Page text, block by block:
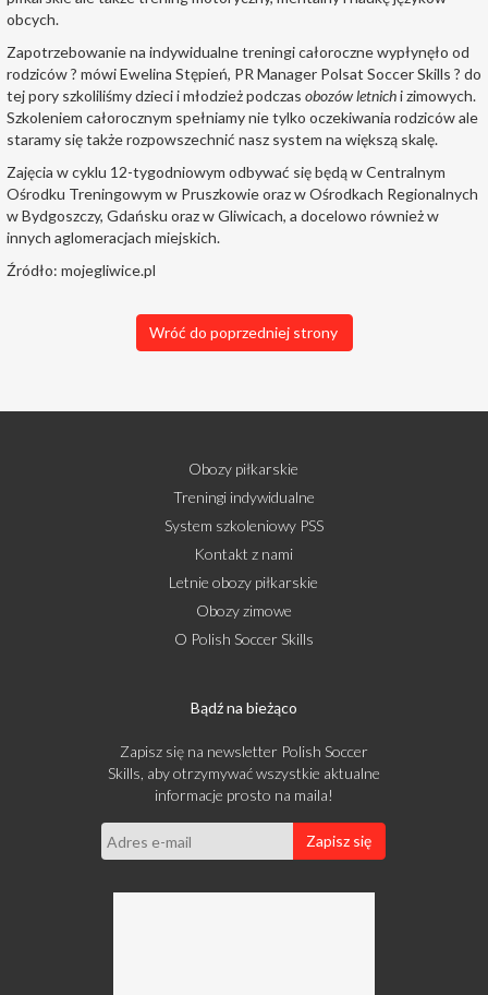
obcych.
Zapotrzebowanie na indywidualne treningi całoroczne wypłynęło od
rodziców ? mówi Ewelina Stępień, PR Manager Polsat Soccer Skills ? do
tej pory szkoliliśmy dzieci i młodzież podczas obozów letnichi zimowych.
Szkoleniem całorocznym spełniamy nie tylko oczekiwania rodziców ale
staramy się także rozpowszechnić nasz system na większą skalę.
Zajęcia w cyklu 12-tygodniowym odbywać się będą w Centralnym
Ośrodku Treningowym w Pruszkowie oraz w Ośrodkach Regionalnych
w Bydgoszczy, Gdańsku oraz w Gliwicach, a docelowo również w
innych aglomeracjach miejskich.
Źródło: mojegliwice.pl
Wróć do poprzedniej strony
Obozy piłkarskie
Treningi indywidualne
System szkoleniowy PSS
Kontakt z nami
Letnie obozy piłkarskie
Obozy zimowe
O Polish Soccer Skills
Bądź na bieżąco
Zapisz się na newsletter Polish Soccer
Skills, aby otrzymywać wszystkie aktualne
informacje prosto na maila!
Zapisz się